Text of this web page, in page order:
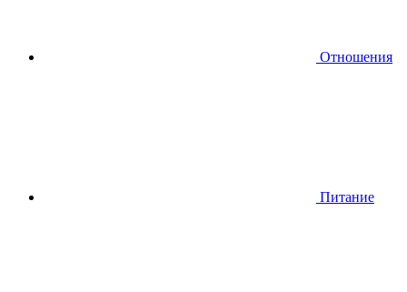
Отношения
Питание